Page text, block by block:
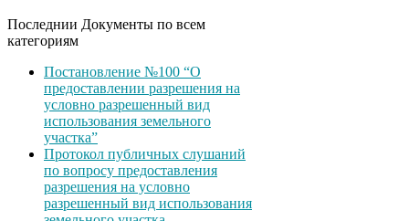
Последнии Документы по всем
категориям
Постановление №100 “О
предоставлении разрешения на
условно разрешенный вид
использования земельного
участка”
Протокол публичных слушаний
по вопросу предоставления
разрешения на условно
разрешенный вид использования